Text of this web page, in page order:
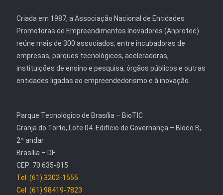
Criada em 1987, a Associação Nacional de Entidades
Promotoras de Empreendimentos Inovadores (Anprotec)
reúne mais de 300 associados, entre incubadoras de
empresas, parques tecnológicos, aceleradoras,
instituições de ensino e pesquisa, órgãos públicos e outras
entidades ligadas ao empreendedorismo e à inovação.
Parque Tecnológico de Brasília – BioTIC
Granja do Torto, Lote 04. Edifício de Governança – Bloco B,
2º andar.
Brasília – DF
CEP: 70.635-815
Tel: (61) 3202-1555
Cel: (61) 98419-7823